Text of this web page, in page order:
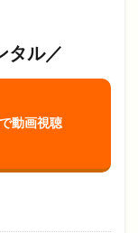
タル／
動画視聴